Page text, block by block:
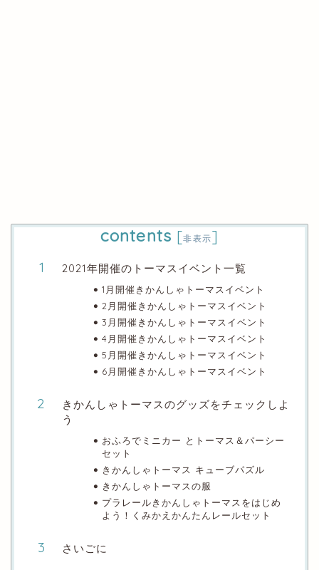
contents [非表示]
2021年開催のトーマスイベント一覧
1月開催きかんしゃトーマスイベント
2月開催きかんしゃトーマスイベント
3月開催きかんしゃトーマスイベント
4月開催きかんしゃトーマスイベント
5月開催きかんしゃトーマスイベント
6月開催きかんしゃトーマスイベント
きかんしゃトーマスのグッズをチェックしよ
う
おふろでミニカー とトーマス＆パーシー
セット
きかんしゃトーマス キューブパズル
きかんしゃトーマスの服
プラレールきかんしゃトーマスをはじめ
よう！くみかえかんたんレールセット
さいごに